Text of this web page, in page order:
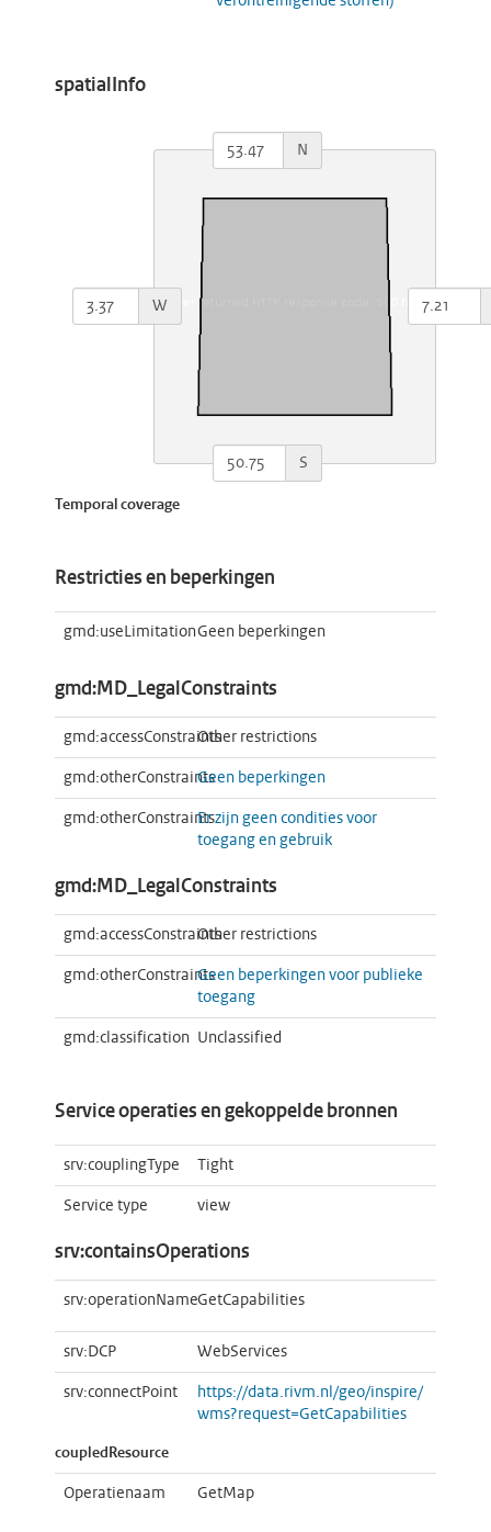
spatialInfo
N
S
W
Temporal coverage
Restricties en beperkingen
gmd:useLimitationGeen beperkingen
gmd:MD_LegalConstraints
gmd:accessConstraintsOther restrictions
gmd:otherConstraintsGeen beperkingen
gmd:otherConstraintsEr zijn geen condities voor
toegang en gebruik
gmd:MD_LegalConstraints
gmd:accessConstraintsOther restrictions
gmd:otherConstraintsGeen beperkingen voor publieke
toegang
gmd:classification Unclassified
Service operaties en gekoppelde bronnen
srv:couplingType Tight
Service type view
srv:containsOperations
srv:operationNameGetCapabilities
srv:DCP WebServices
srv:connectPoint
https://data.rivm.nl/geo/inspire/
wms?request=GetCapabilities
coupledResource
Operatienaam GetMap